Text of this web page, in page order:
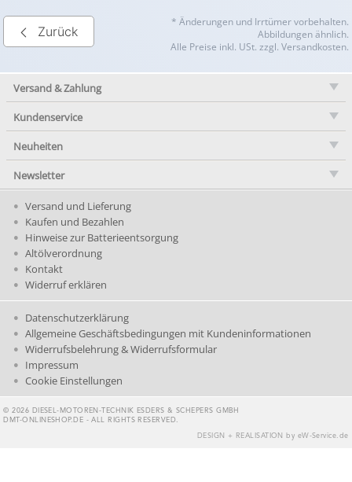
Zurück
* Änderungen und Irrtümer vorbehalten.
Abbildungen ähnlich.
Alle Preise inkl. USt. zzgl. Versandkosten.
Versand & Zahlung
Kundenservice
Neuheiten
Newsletter
Versand und Lieferung
Kaufen und Bezahlen
Hinweise zur Batterieentsorgung
Altölverordnung
Kontakt
Widerruf erklären
Datenschutzerklärung
Allgemeine Geschäftsbedingungen mit Kundeninformationen
Widerrufsbelehrung & Widerrufsformular
Impressum
Cookie Einstellungen
© 2026 DIESEL-MOTOREN-TECHNIK ESDERS & SCHEPERS GMBH
DMT-ONLINESHOP.DE - ALL RIGHTS RESERVED.
DESIGN + REALISATION by eW-Service.de